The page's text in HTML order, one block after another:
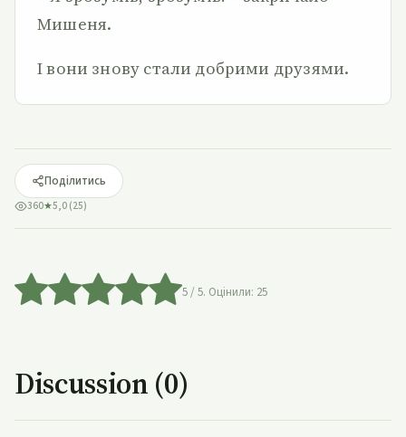
Мишеня.
І вони знову стали добрими друзями.
Поділитись
360★5,0 (25)
5/ 5. Оцінили: 25
Discussion (0)